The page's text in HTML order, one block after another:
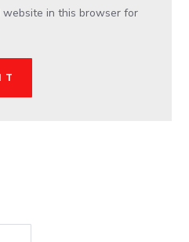
website in this browser for